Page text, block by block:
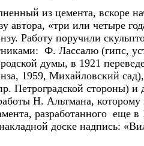
из цемента, вскоре
автора, «три или четыре
Работу поручили
Ф. Лассалю (гипс,
думы, в 1921
1959, Михайловский
Петроградской стороны)
Н. Альтмана,
разработанного еще в
доске надпись: